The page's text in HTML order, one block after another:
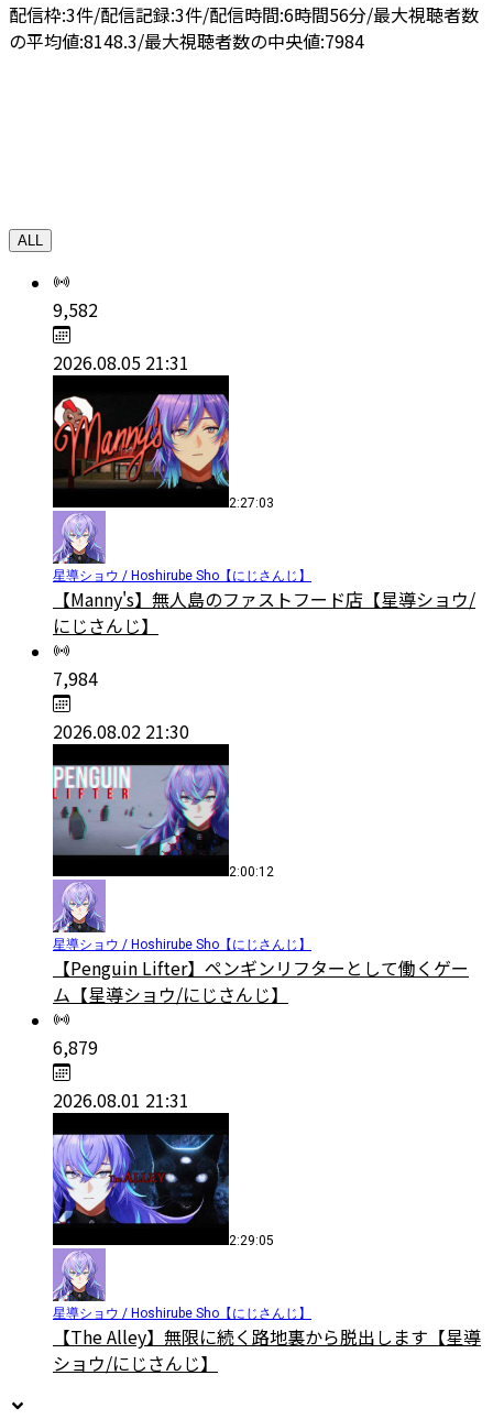
配信枠:3件/配信記録:3件/配信時間:6時間56分/最大視聴者数
の平均値:8148.3/最大視聴者数の中央値:7984
ALL
9,582
2026.08.05 21:31
2:27:03
星導ショウ / Hoshirube Sho【にじさんじ】
【Manny's】無人島のファストフード店【星導ショウ/
にじさんじ】
7,984
2026.08.02 21:30
2:00:12
星導ショウ / Hoshirube Sho【にじさんじ】
【Penguin Lifter】ペンギンリフターとして働くゲー
ム【星導ショウ/にじさんじ】
6,879
2026.08.01 21:31
2:29:05
星導ショウ / Hoshirube Sho【にじさんじ】
【The Alley】無限に続く路地裏から脱出します【星導
ショウ/にじさんじ】